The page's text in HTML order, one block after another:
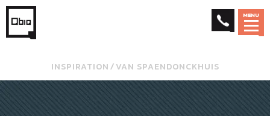
MENU
INSPIRATION ⁄ VAN SPAENDONCKHUIS